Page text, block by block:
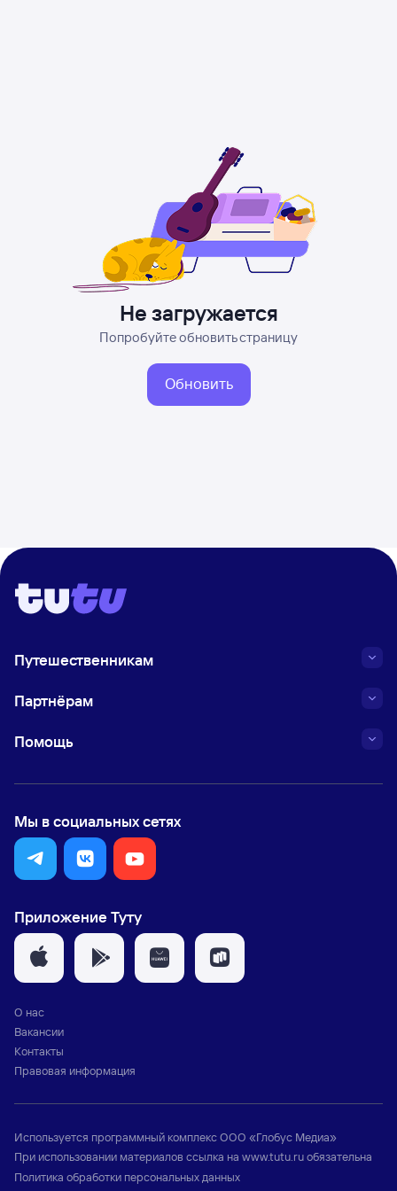
Не загружается
Попробуйте обновить страницу
Обновить
Путешественникам
Партнёрам
Помощь
Мы в социальных сетях
Приложение Туту
О нас
Вакансии
Контакты
Правовая информация
Используется программный комплексООО «Глобус Медиа»
При использовании материалов ссылка на www.tutu.ruобязательна
Политика обработки персональных данных